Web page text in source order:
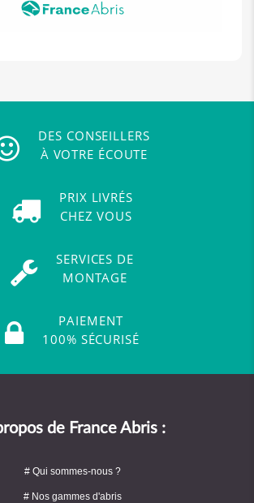
DES CONSEILLERS
À VOTRE ÉCOUTE
PRIX LIVRÉS
CHEZ VOUS
SERVICES DE
MONTAGE
PAIEMENT
100% SÉCURISÉ
de France Abris :
# Qui sommes-nous ?
# Nos gammes d'abris